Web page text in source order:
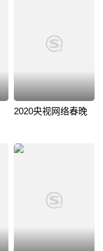
2020央视网络春晚